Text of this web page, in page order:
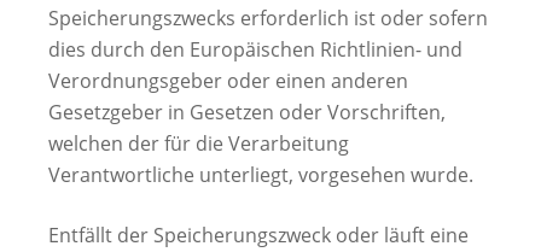
Speicherungszwecks erforderlich ist oder sofern
dies durch den Europäischen Richtlinien- und
Verordnungsgeber oder einen anderen
Gesetzgeber in Gesetzen oder Vorschriften,
welchen der für die Verarbeitung
Verantwortliche unterliegt, vorgesehen wurde.
Entfällt der Speicherungszweck oder läuft eine